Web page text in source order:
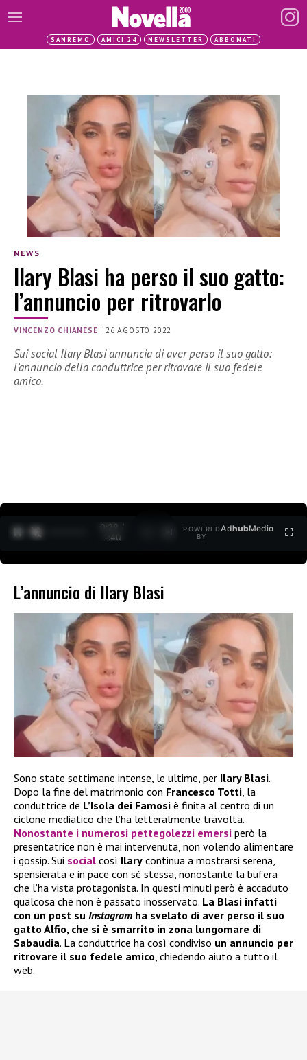
SANREMO AMICI 24 NEWSLETTER ABBONATI
NEWS
Ilary Blasi ha perso il suo gatto:
l’annuncio per ritrovarlo
VINCENZO CHIANESE |26 AGOSTO 2022
Sui social Ilary Blasi annuncia di aver perso il suo gatto:
l’annuncio della conduttrice per ritrovare il suo fedele
amico.
0:30 /
1:40
POWERED
BY
AdhubMedia
L’annuncio di Ilary Blasi
Sono state settimane intense, le ultime, per Ilary Blasi.
Dopo la fine del matrimonio con Francesco Totti, la
conduttrice de L’Isola dei Famosi è finita al centro di un
ciclone mediatico che l’ha letteralmente travolta.
Nonostante i numerosi pettegolezzi emersi però la
presentatrice non è mai intervenuta, non volendo alimentare
i gossip. Sui social così Ilary continua a mostrarsi serena,
spensierata e in pace con sé stessa, nonostante la bufera
che l’ha vista protagonista. In questi minuti però è accaduto
qualcosa che non è passato inosservato. La Blasi infatti
con un post su Instagram ha svelato di aver perso il suo
gatto Alfio, che si è smarrito in zona lungomare di
Sabaudia. La conduttrice ha così condiviso un annuncio per
ritrovare il suo fedele amico, chiedendo aiuto a tutto il
web.